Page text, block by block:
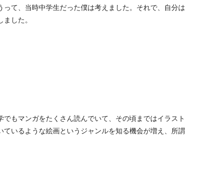
て、当時中学生だった僕は考えました。それで、自分は
した。
もマンガをたくさん読んでいて、その頃まではイラスト
いるような絵画というジャンルを知る機会が増え、所謂